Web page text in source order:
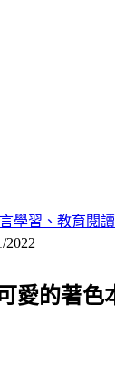
學習、教育閱讀
2022
愛的著